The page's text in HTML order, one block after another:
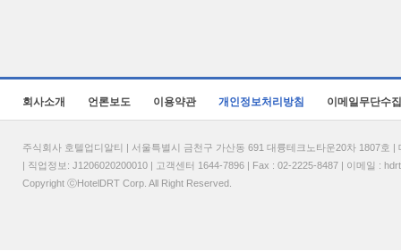
회사소개 언론보도 이용약관 개인정보처리방침 이메일무단수
주식회사 호텔업디알티 | 서울특별시 금천구 가산동 691 대륭테크노타운20차 1807
| 직업정보: J1206020200010 | 고객센터 1644-7896 | Fax : 02-2225-8487 | 이메일 :
Copyright ⓒHotelDRT Corp. All Right Reserved.